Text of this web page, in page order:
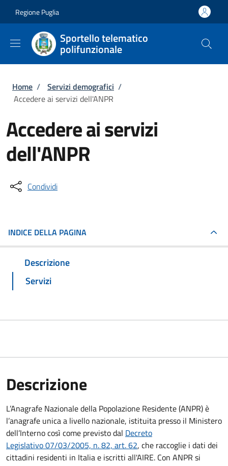
Regione Puglia
Sportello telematico
polifunzionale
Briciole di pane
Home / Servizi demografici /
Accedere ai servizi dell'ANPR
Accedere ai servizi
dell'ANPR
Condividi
INDICE DELLA PAGINA
Descrizione
Servizi
Descrizione
L’Anagrafe Nazionale della Popolazione Residente (ANPR) è
l’anagrafe unica a livello nazionale, istituita presso il Ministero
dell’Interno così come previsto dal Decreto
Legislativo 07/03/2005, n. 82, art. 62, che raccoglie i dati dei
cittadini residenti in Italia e iscritti all'AIRE. Con ANPR si